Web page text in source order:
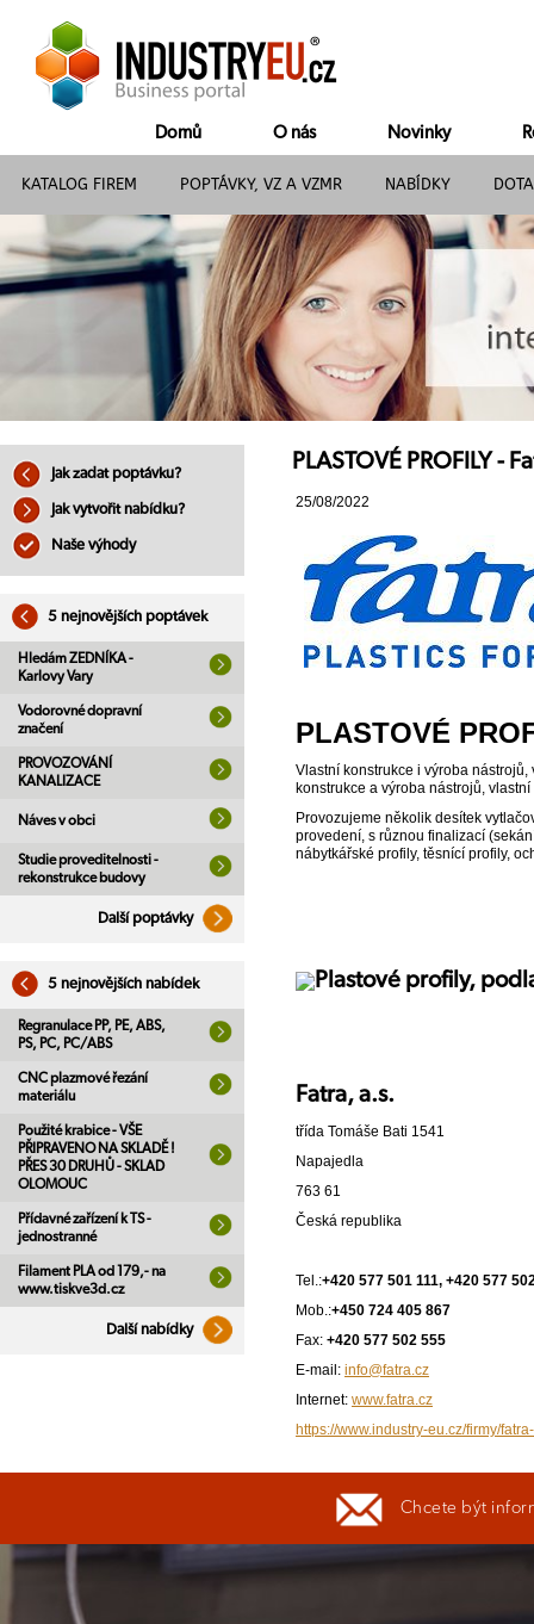
Domů O nás Novinky
KATALOG FIREM POPTÁVKY, VZ A VZMR NABÍDKY
Jak zadat poptávku?
Jak vytvořit nabídku?
Naše výhody
5 nejnovějších poptávek
Hledám ZEDNÍKA -
Karlovy Vary
Vodorovné dopravní
značení
PROVOZOVÁNÍ
KANALIZACE
Náves v obci
Studie proveditelnosti -
rekonstrukce budovy
Další poptávky
5 nejnovějších nabídek
Regranulace PP, PE, ABS,
PS, PC, PC/ABS
CNC plazmové řezání
materiálu
Použité krabice - VŠE
PŘIPRAVENO NA SKLADĚ !
PŘES 30 DRUHŮ - SKLAD
OLOMOUC
Přídavné zařízení k TS -
jednostranné
Filament PLA od 179,- na
www.tiskve3d.cz
Další nabídky
PLASTOVÉ PROFILY -
25/08/2022
PLASTOVÉ
Vlastní konstrukce i výroba
konstrukce a výroba nástrojů,
Provozujeme několik desítek
provedení, s různou finalizací
nábytkářské profily, těsnící profily,
Fatra, a.s.
třída Tomáše Bati 1541
Napajedla
763 61
Česká republika
Tel.:+420 577 501 111, +420 577
Mob.:+450 724 405 867
Fax: +420 577 502 555
E-mail: info@fatra.cz
Internet: www.fatra.cz
https://www.industry-eu.cz/firmy/
Chcete být